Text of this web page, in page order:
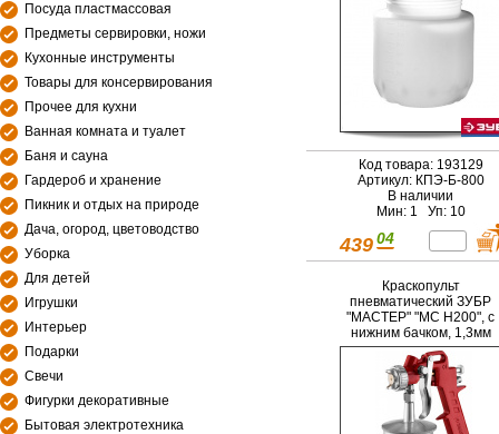
Посуда пластмассовая
Предметы сервировки, ножи
Кухонные инструменты
Товары для консервирования
Прочее для кухни
Ванная комната и туалет
Баня и сауна
Гардероб и хранение
Пикник и отдых на природе
Дача, огород, цветоводство
Уборка
Для детей
Игрушки
Интерьер
Подарки
Свечи
Фигурки декоративные
Бытовая электротехника
Код товара: 193129
Артикул: КПЭ-Б-800
В наличии
Мин: 1 Уп: 10
439 04
Краскопульт
пневматический ЗУБР
"МАСТЕР" "МС Н200", с
нижним бачком, 1,3мм